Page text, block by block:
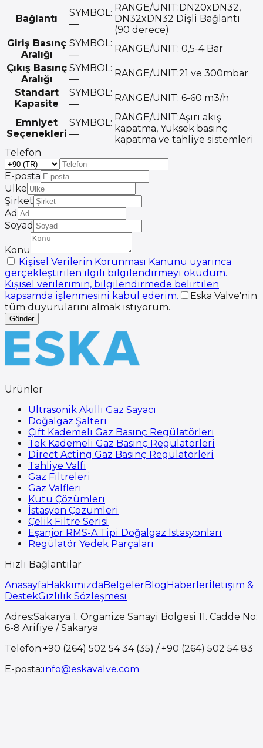
Bağlantı
SYMBOL:
—
RANGE/UNIT:DN20xDN32,
DN32xDN32 Dişli Bağlantı
(90 derece)
Giriş Basınç
Aralığı
SYMBOL:
—
RANGE/UNIT: 0,5-4 Bar
Çıkış Basınç
Aralığı
SYMBOL:
—
RANGE/UNIT:21 ve 300mbar
Standart
Kapasite
SYMBOL:
—
RANGE/UNIT: 6-60 m3/h
Emniyet
Seçenekleri
SYMBOL:
—
RANGE/UNIT:Aşırı akış
kapatma, Yüksek basınç
kapatma ve tahliye sistemleri
Telefon
E-posta
Ülke
Şirket
Ad
Soyad
Konu
Kişisel Verilerin Korunması Kanunu uyarınca
gerçekleştirilen ilgili bilgilendirmeyi okudum.
Kişisel verilerimin, bilgilendirmede belirtilen
kapsamda işlenmesini kabul ederim.
Eska Valve'nin
tüm duyurularını almak istiyorum.
Gönder
Ürünler
Ultrasonik Akıllı Gaz Sayacı
Doğalgaz Şalteri
Çift Kademeli Gaz Basınç Regülatörleri
Tek Kademeli Gaz Basınç Regülatörleri
Direct Acting Gaz Basınç Regülatörleri
Tahliye Valfi
Gaz Filtreleri
Gaz Valfleri
Kutu Çözümleri
İstasyon Çözümleri
Çelik Filtre Serisi
Eşanjör RMS-A Tipi Doğalgaz İstasyonları
Regülatör Yedek Parçaları
Hızlı Bağlantılar
AnasayfaHakkımızdaBelgelerBlogHaberlerİletişim &
DestekGizlilik Sözleşmesi
Adres:Sakarya 1. Organize Sanayi Bölgesi 11. Cadde No:
6-8 Arifiye / Sakarya
Telefon:+90 (264) 502 54 34 (35) / +90 (264) 502 54 83
E-posta:info@eskavalve.com